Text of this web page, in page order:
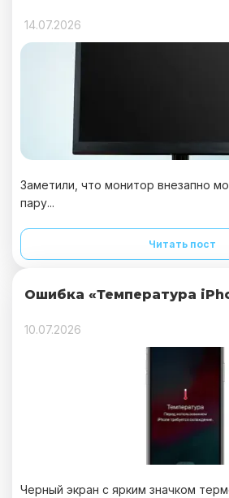
14.07.2026
Заметили, что монитор внезапно
пару...
Читать пост
Ошибка «Температура
10.07.2026
Черный экран с ярким значком